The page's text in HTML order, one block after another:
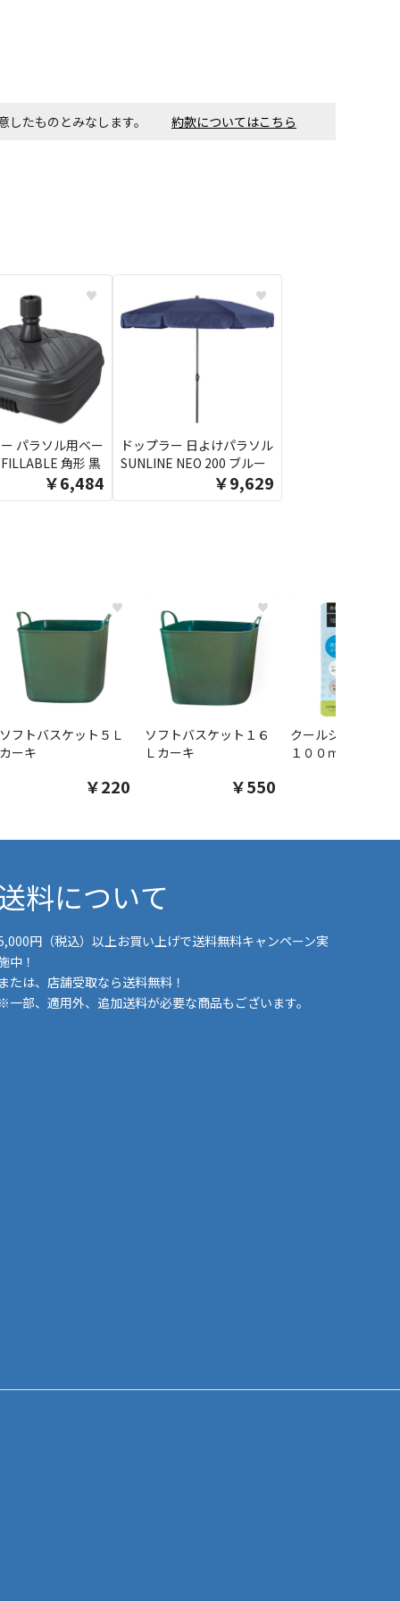
工事が必要な商品です。別途費用が発生する場合がござい
意したものとみなします。 約款についてはこちら
♥
パラソル用ベー
角形 黒
￥6,484
♥
ドップラー 日よけパラソル
SUNLINE NEO 200 ブルー
￥9,629
♥
ソフトバスケット５Ｌ
カーキ
￥220
♥
ソフトバスケット１６
Ｌカーキ
￥550
クールシャツスプ
１００ｍｌ
料について
円（税込）以上お買い上げで送料無料キャンペーン実
中！
または、店舗受取なら送料無料！
※一部、適用外、追加送料が必要な商品もございます。